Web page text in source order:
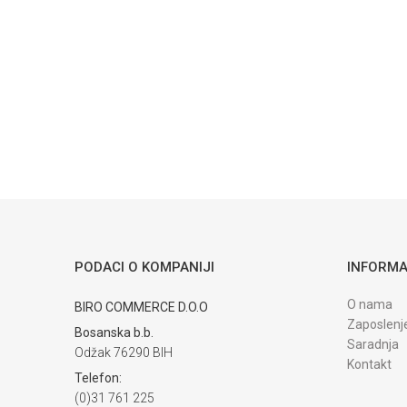
Trenutno nema komentara
PODACI O KOMPANIJI
BIRO COMMERCE D.O.O
Bosanska b.b.
Odžak 76290 BIH
Telefon:
(0)31 761 225
O nama
Saradnja
Kontakt